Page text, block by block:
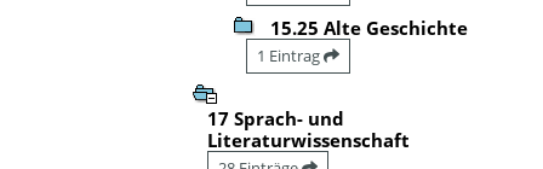
15.25 Alte Geschichte
1 Eintrag
17 Sprach- und
Literaturwissenschaft